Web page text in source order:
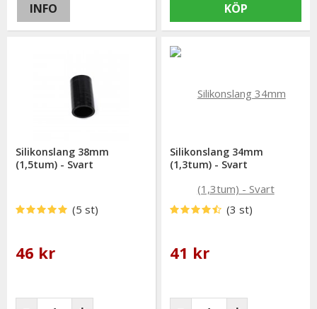
INFO KÖP
Silikonslang 38mm
(1,5tum) - Svart
(5 st)
46 kr
Silikonslang 34mm
(1,3tum) - Svart
(3 st)
41 kr